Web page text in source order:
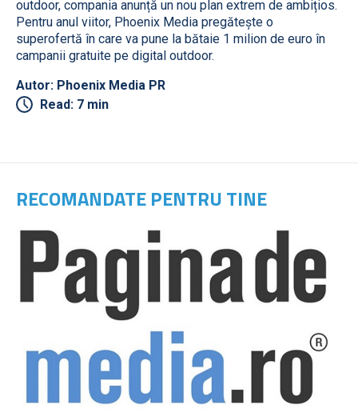
outdoor, compania anunță un nou plan extrem de ambițios.
Pentru anul viitor, Phoenix Media pregătește o
superofertă în care va pune la bătaie 1 milion de euro în
campanii gratuite pe digital outdoor.
Autor: Phoenix Media PR
Read: 7 min
RECOMANDATE PENTRU TINE